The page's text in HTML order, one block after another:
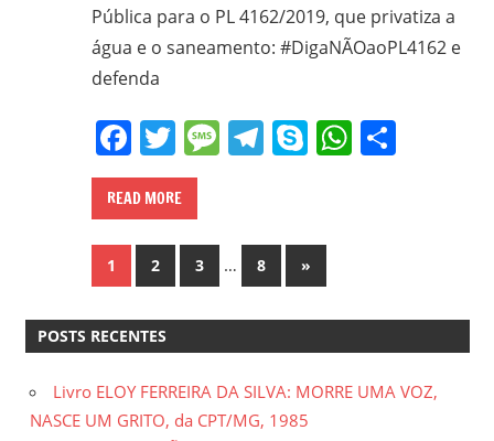
Pública para o PL 4162/2019, que privatiza a
água e o saneamento: #DigaNÃOaoPL4162 e
defenda
Facebook
Twitter
Message
Telegram
SkypeShare
READ MORE
Paginação
posts
1 2 3 … 8
Next
Posts
»
POSTS RECENTES
Livro ELOY FERREIRA DA SILVA: MORRE UMA VOZ,
NASCE UM GRITO, da CPT/MG, 1985